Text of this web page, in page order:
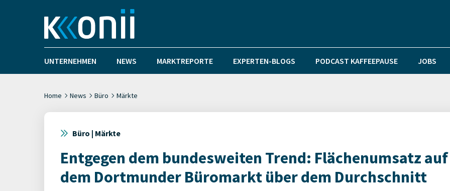
UNTERNEHMEN NEWS MARKTREPORTE EXPERTEN-BLOGS PODCAST KAFFEEPAUSE JOBS
Home News Büro Märkte
Büro | Märkte
Entgegen dem bundesweiten Trend: Flächenumsatz auf
dem Dortmunder Büromarkt über dem Durchschnitt